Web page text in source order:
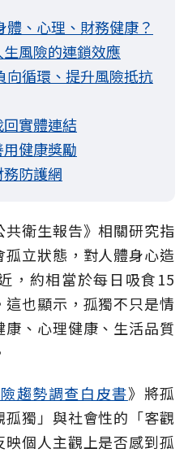
、心理、財務健康？
風險的連鎖效應
循環、提升風險抵抗
實體連結
健康獎勵
防護網
衛生報告》相關研究指
孤立狀態，對人體身心造
，約相當於每日吸食15
也顯示，孤獨不只是情
、心理健康、生活品質
趨勢調查白皮書》將孤
獨」與社會性的「客觀
個人主觀上是否感到孤